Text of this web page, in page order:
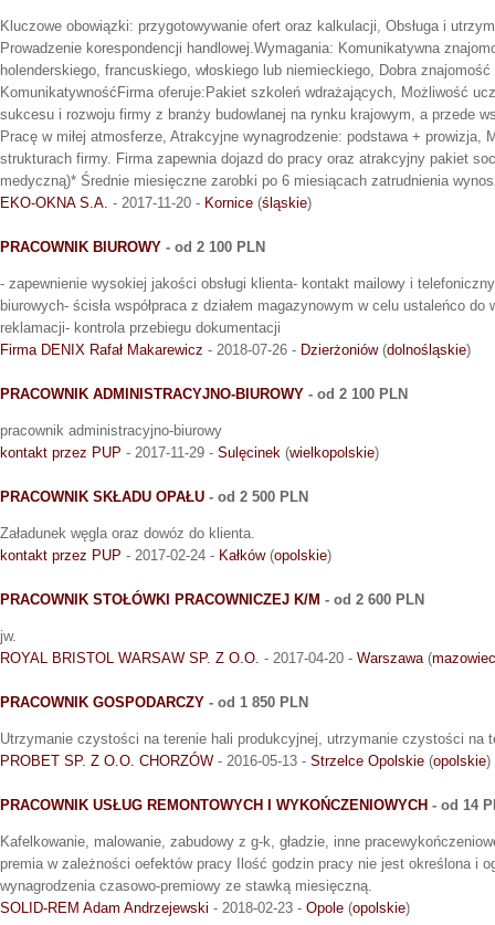
Kluczowe obowiązki: przygotowywanie ofert oraz kalkulacji, Obsługa i
Prowadzenie korespondencji handlowej.Wymagania: Komunikatywna
holenderskiego, francuskiego, włoskiego lub niemieckiego, Dobra znajomość
KomunikatywnośćFirma oferuje:Pakiet szkoleń wdrażających, Możliwość
sukcesu i rozwoju firmy z branży budowlanej na rynku krajowym, a przede
Pracę w miłej atmosferze, Atrakcyjne wynagrodzenie: podstawa + prowizja,
strukturach firmy. Firma zapewnia dojazd do pracy oraz atrakcyjny pakiet
medyczną)* Średnie miesięczne zarobki po 6 miesiącach zatrudnienia
EKO-OKNA S.A. - 2017-11-20 - Kornice (śląskie)
PRACOWNIK BIUROWY - od 2 100 PLN
- zapewnienie wysokiej jakości obsługi klienta- kontakt mailowy i
biurowych- ścisła współpraca z działem magazynowym w celu ustaleńco
reklamacji- kontrola przebiegu dokumentacji
Firma DENIX Rafał Makarewicz - 2018-07-26 - Dzierżoniów(dolnośląskie)
PRACOWNIK ADMINISTRACYJNO-BIUROWY - od 2 100 PLN
pracownik administracyjno-biurowy
kontakt przez PUP - 2017-11-29 - Sulęcinek (wielkopolskie)
PRACOWNIK SKŁADU OPAŁU - od 2 500 PLN
Załadunek węgla oraz dowóz do klienta.
kontakt przez PUP - 2017-02-24 - Kałków(opolskie)
PRACOWNIK STOŁÓWKI PRACOWNICZEJ K/M - od 2 600 PLN
jw.
ROYAL BRISTOL WARSAW SP. Z O.O. - 2017-04-20 - Warszawa(
PRACOWNIK GOSPODARCZY - od 1 850 PLN
Utrzymanie czystości na terenie hali produkcyjnej, utrzymanie czystości na
PROBET SP. Z O.O. CHORZÓW - 2016-05-13 - Strzelce Opolskie (opolskie)
PRACOWNIK USŁUG REMONTOWYCH I WYKOŃCZENIOWYCH - od 14
Kafelkowanie, malowanie, zabudowy z g-k, gładzie, inne
premia w zależności oefektów pracy Ilość godzin pracy nie jest określona i
wynagrodzenia czasowo-premiowy ze stawką miesięczną.
SOLID-REM Adam Andrzejewski - 2018-02-23 - Opole (opolskie)